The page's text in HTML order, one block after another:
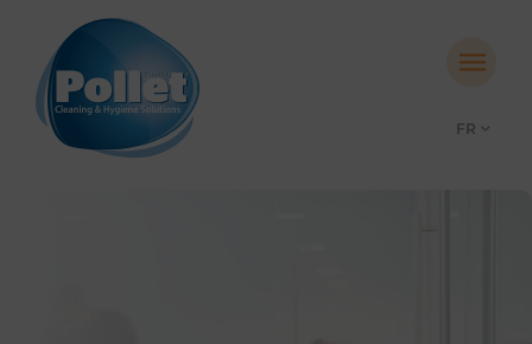
FR